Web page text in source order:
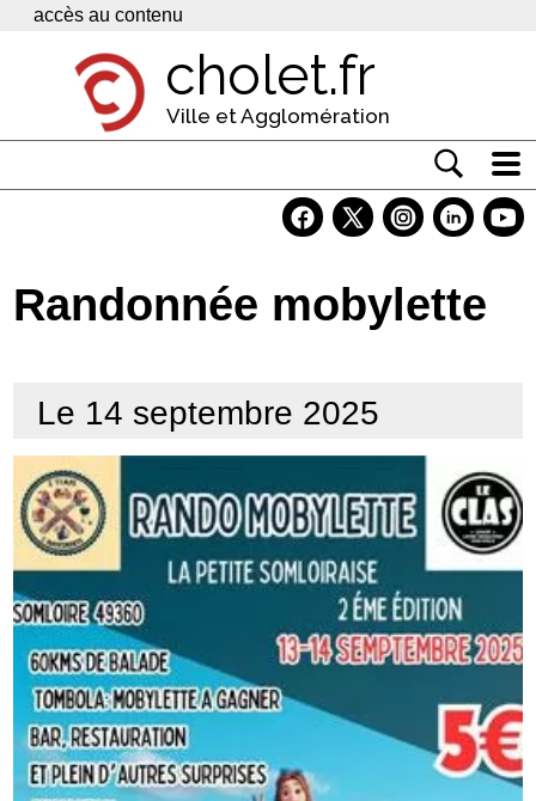
Panneau de gestion des cookies
accès au contenu
cholet.fr
Ville et Agglomération
Economie
Contacts
Randonnée mobylette
Le 14 septembre 2025